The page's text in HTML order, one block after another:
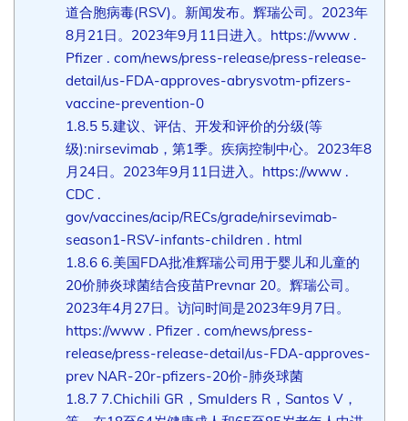
道合胞病毒(RSV)。新闻发布。辉瑞公司。2023年
8月21日。2023年9月11日进入。https://www .
Pfizer . com/news/press-release/press-release-
detail/us-FDA-approves-abrysvotm-pfizers-
vaccine-prevention-0
1.8.55.建议、评估、开发和评价的分级(等
级):nirsevimab，第1季。疾病控制中心。2023年8
月24日。2023年9月11日进入。https://www .
CDC .
gov/vaccines/acip/RECs/grade/nirsevimab-
season1-RSV-infants-children . html
1.8.66.美国FDA批准辉瑞公司用于婴儿和儿童的
20价肺炎球菌结合疫苗Prevnar 20。辉瑞公司。
2023年4月27日。访问时间是2023年9月7日。
https://www . Pfizer . com/news/press-
release/press-release-detail/us-FDA-approves-
prev NAR-20r-pfizers-20价-肺炎球菌
1.8.77.Chichili GR，Smulders R，Santos V，